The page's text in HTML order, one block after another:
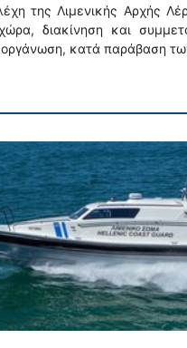
της Λιμενικής Αρχής
διακίνηση και
οργάνωση, κατά παράβαση